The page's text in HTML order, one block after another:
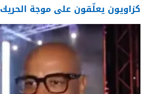
كزاويون يعلّقون على موجة الحريك